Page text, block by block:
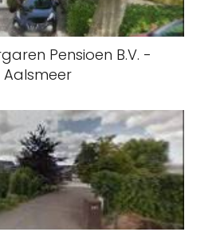
Pensioen B.V. -
Aalsmeer